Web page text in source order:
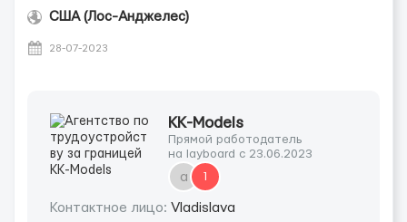
США (Лос-Анджелес)
28-07-2023
KK-Models
Прямой работодатель
на layboard с 23.06.2023
a 1
Контактное лицо: Vladislava